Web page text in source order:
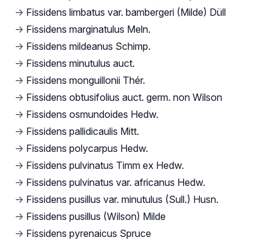
→ Fissidens limbatus var. bambergeri (Milde) Düll
→ Fissidens marginatulus Meln.
→ Fissidens mildeanus Schimp.
→ Fissidens minutulus auct.
→ Fissidens monguillonii Thér.
→ Fissidens obtusifolius auct. germ. non Wilson
→ Fissidens osmundoides Hedw.
→ Fissidens pallidicaulis Mitt.
→ Fissidens polycarpus Hedw.
→ Fissidens pulvinatus Timm ex Hedw.
→ Fissidens pulvinatus var. africanus Hedw.
→ Fissidens pusillus var. minutulus (Sull.) Husn.
→ Fissidens pusillus (Wilson) Milde
→ Fissidens pyrenaicus Spruce